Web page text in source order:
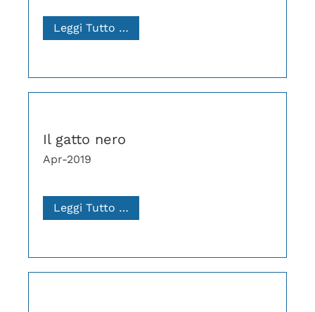
Leggi Tutto …
Il gatto nero
Apr-2019
Leggi Tutto …